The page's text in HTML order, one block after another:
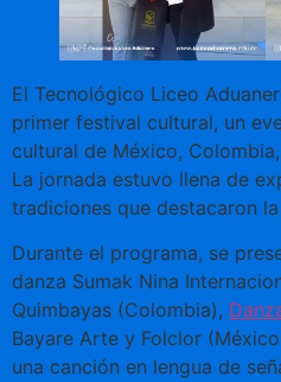
El Tecnológico Liceo
primer festival cultural, un
cultural de México,
La jornada estuvo llena de
tradiciones que destacaron
Durante el programa, se
danza Sumak Nina
Quimbayas (Colombia),
Bayare Arte y Folclor
una canción en lengua de